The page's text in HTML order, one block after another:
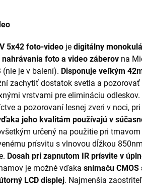
5x42 foto-video je digitálny
foto a video záberov na
je v balení). Disponuje veľkým
zachytiť dostatok svetla a pozorovať
vrstvami pre elimináciu odleskov.
a pozorovaní lesnej zveri v noci, pri
jeho kvalitám používajú v
určený na použitie pri tmavom
prísvitu s vlnovou dĺžkou
Dosah pri zapnutom IR prísvite v
je možné vďaka snímaču CMOS
LCD displej. Najmenšia